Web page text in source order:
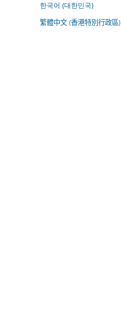
한국어 (대한민국)
繁體中文 (香港特別行政區)